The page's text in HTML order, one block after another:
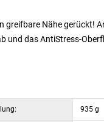
Nähe gerückt!
und das AntiStress-
935 g